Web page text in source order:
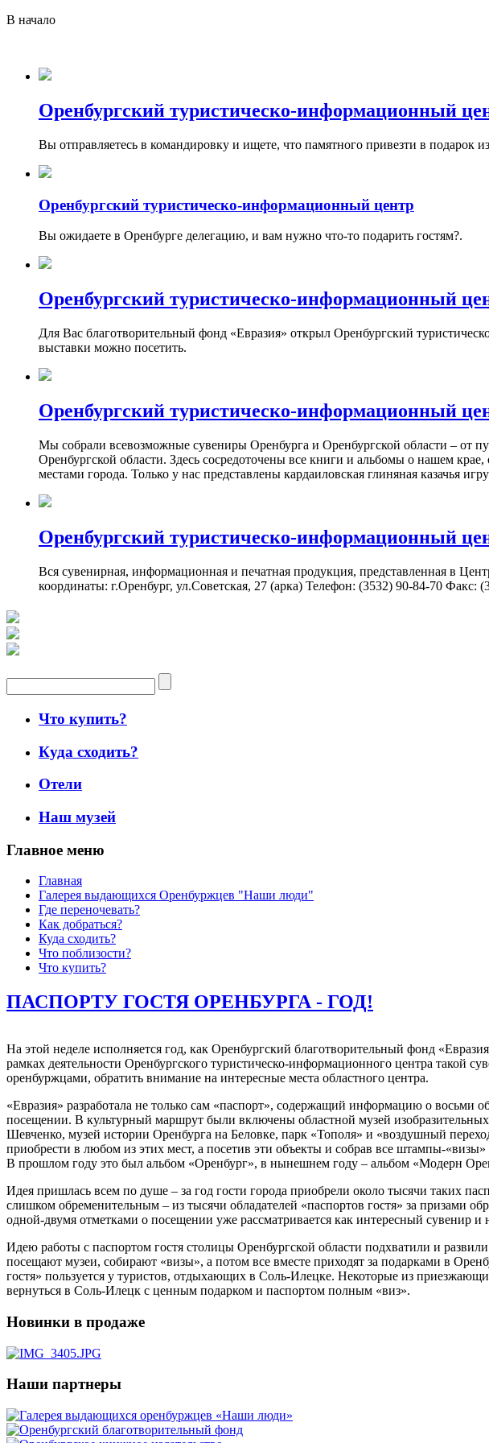
В начало
Оренбургский туристическо-информационный
Вы отправляетесь в командировку и ищете, что памятного привезти в подарок
Оренбургский туристическо-информационный центр
Вы ожидаете в Оренбурге делегацию, и вам нужно что-то подарить гостям?.
Оренбургский туристическо-информационный
Для Вас благотворительный фонд «Евразия» открыл Оренбургский
выставки можно посетить.
Оренбургский туристическо-информационный
Мы собрали всевозможные сувениры Оренбурга и Оренбургской области – от
Оренбургской области. Здесь сосредоточены все книги и альбомы о нашем
местами города. Только у нас представлены кардаиловская глиняная казачья
Оренбургский туристическо-информационный
Вся сувенирная, информационная и печатная продукция, представленная в
координаты: г.Оренбург, ул.Советская, 27 (арка) Телефон: (3532) 90-84-70 Факс:
Что купить?
Куда сходить?
Отели
Наш музей
Главное меню
Главная
Галерея выдающихся Оренбуржцев "Наши люди"
Где переночевать?
Как добраться?
Куда сходить?
Что поблизости?
Что купить?
ПАСПОРТУ ГОСТЯ ОРЕНБУРГА - ГОД!
На этой неделе исполняется год, как Оренбургский благотворительный фонд
рамках деятельности Оренбургского туристическо-информационного центра такой
оренбуржцами, обратить внимание на интересные места областного центра.
«Евразия» разработала не только сам «паспорт», содержащий информацию о
посещении. В культурный маршрут были включены областной музей изобразительных
Шевченко, музей истории Оренбурга на Беловке, парк «Тополя» и «воздушный
приобрести в любом из этих мест, а посетив эти объекты и собрав все штампы-
В прошлом году это был альбом «Оренбург», в нынешнем году – альбом «Модерн
Идея пришлась всем по душе – за год гости города приобрели около тысячи таких
слишком обременительным – из тысячи обладателей «паспортов гостя» за призами
одной-двумя отметками о посещении уже рассматривается как интересный сувенир
Идею работы с паспортом гостя столицы Оренбургской области подхватили и
посещают музеи, собирают «визы», а потом все вместе приходят за подарками в
гостя» пользуется у туристов, отдыхающих в Соль-Илецке. Некоторые из
вернуться в Соль-Илецк с ценным подарком и паспортом полным «виз».
Новинки в продаже
Наши партнеры